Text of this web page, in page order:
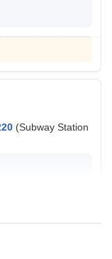
(Subway Station